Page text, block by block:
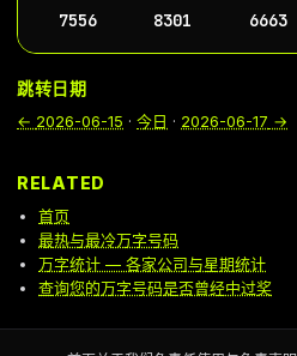
7556
8301 6663
跳转日期
← 2026-06-15 · 今日 · 2026-06-17 →
RELATED
首页
最热与最冷万字号码
万字统计 — 各家公司与星期统计
查询您的万字号码是否曾经中过奖